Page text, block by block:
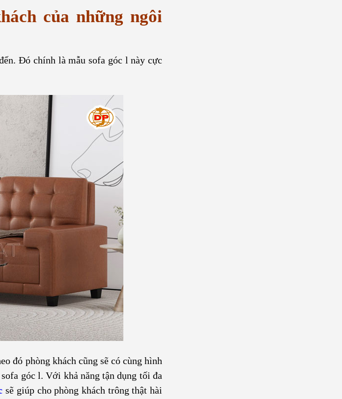
của những ngôi
Đó chính là mẫu sofa góc l này cực
đó phòng khách cũng sẽ có cùng hình
góc l. Với khả năng tận dụng tối đa
sẽ giúp cho phòng khách trông thật hài